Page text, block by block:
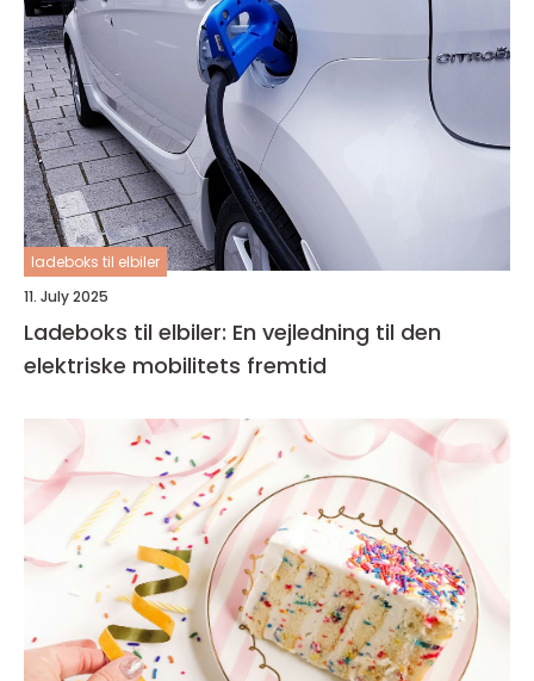
ladeboks til elbiler
11. July 2025
Ladeboks til elbiler: En vejledning til den
elektriske mobilitets fremtid